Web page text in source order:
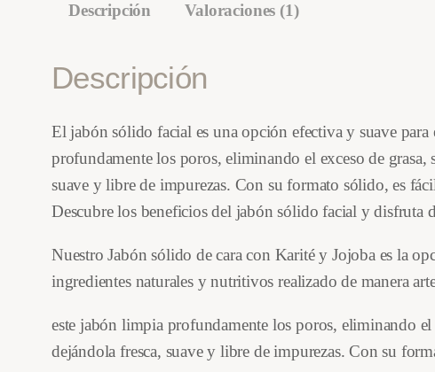
Descripción
Valoraciones (1)
Descripción
El jabón sólido facial es una opción efectiva y suave
profundamente los poros, eliminando el exceso de
suave y libre de impurezas. Con su formato sólido, es
Descubre los beneficios del jabón sólido facial y disfruta
Nuestro Jabón sólido de cara con Karité y Jojoba es la
ingredientes naturales y nutritivos realizado de manera
este jabón limpia profundamente los poros, eliminando
dejándola fresca, suave y libre de impurezas. Con su